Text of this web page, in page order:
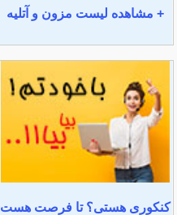
+ مشاهده لیست مزون و آتلیه
کنکوری هستی؟ تا فرصت هست